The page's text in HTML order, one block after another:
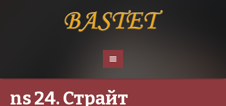
ns 24. Страйт